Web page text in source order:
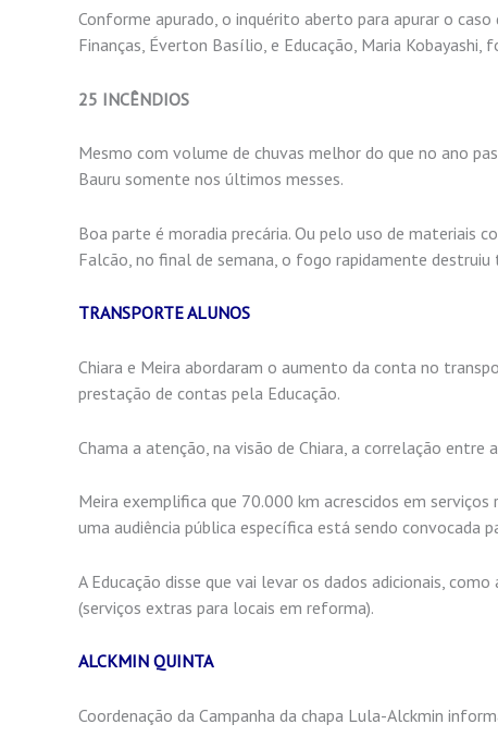
Conforme apurado, o inquérito aberto para apurar o
Finanças, Éverton Basílio, e Educação, Maria Kobayashi,
25 INCÊNDIOS
Mesmo com volume de chuvas melhor do que no ano
Bauru somente nos últimos messes.
Boa parte é moradia precária. Ou pelo uso de materiais
Falcão, no final de semana, o fogo rapidamente destruiu
TRANSPORTE ALUNOS
Chiara e Meira abordaram o aumento da conta no
prestação de contas pela Educação.
Chama a atenção, na visão de Chiara, a correlação
Meira exemplifica que 70.000 km acrescidos em
uma audiência pública específica está sendo convocada
A Educação disse que vai levar os dados adicionais,
(serviços extras para locais em reforma).
ALCKMIN QUINTA
Coordenação da Campanha da chapa Lula-Alckmin